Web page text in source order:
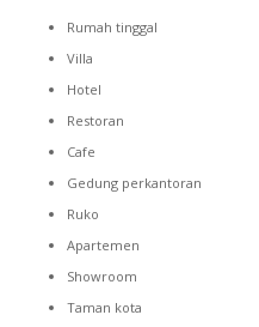
Rumah tinggal
Villa
Hotel
Restoran
Cafe
Gedung perkantoran
Ruko
Apartemen
Showroom
Taman kota